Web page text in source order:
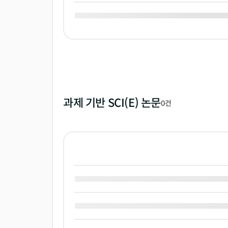
과제 기반 SCI(E) 논문0건